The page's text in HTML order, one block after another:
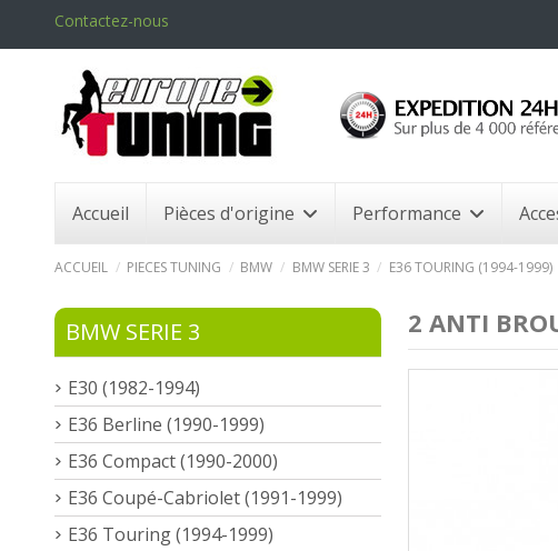
Contactez-nous
Accueil Pièces d'origine Performance
ACCUEIL PIECES TUNING BMW BMW SERIE 3 E36 TOURING (1994-1999)
2 ANTI
BMW SERIE 3
E30 (1982-1994)
E36 Berline (1990-1999)
E36 Compact (1990-2000)
E36 Coupé-Cabriolet (1991-1999)
E36 Touring (1994-1999)